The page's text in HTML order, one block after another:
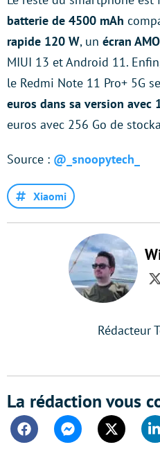
batterie de 4500 mAh
rapide 120 W, un écran
MIUI 13 et Android 11.
le Redmi Note 11 Pro+ 5G
euros dans sa version avec
euros avec 256 Go de
Source : @_snoopytech_
Xiaomi
Rédacteur
La rédaction vous
FacebookMessengerTwitter